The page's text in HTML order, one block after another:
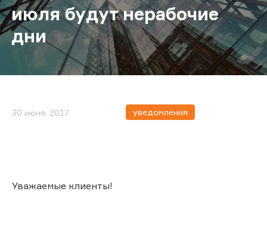
июля будут нерабочие
дни
30 июня, 2017 уведомления
Уважаемые клиенты!